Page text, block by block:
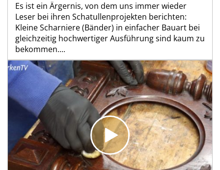
Es ist ein Ärgernis, von dem uns immer wieder
Leser bei ihren Schatullenprojekten berichten:
Kleine Scharniere (Bänder) in einfacher Bauart bei
gleichzeitig hochwertiger Ausführung sind kaum zu
bekommen....